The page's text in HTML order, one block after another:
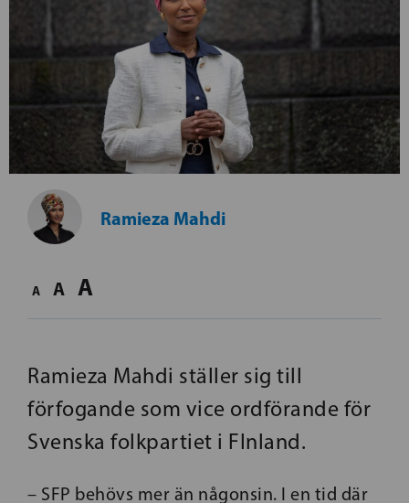
Ramieza Mahdi
A A A
Ramieza Mahdi ställer sig till
förfogande som vice ordförande för
Svenska folkpartiet i FInland.
– SFP behövs mer än någonsin. I en tid där